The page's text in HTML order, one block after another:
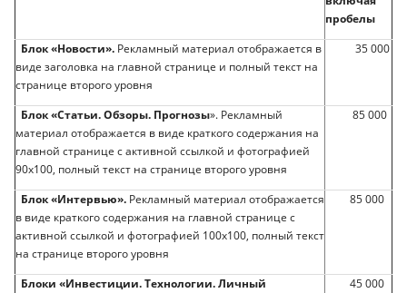
пробелы
Блок «Новости». Рекламный материал отображается в
виде заголовка на главной странице и полный текст на
странице второго уровня
35 000
Блок «Статьи. Обзоры. Прогнозы». Рекламный
материал отображается в виде краткого содержания на
главной странице с активной ссылкой и фотографией
90х100, полный текст на странице второго уровня
85 000
Блок «Интервью». Рекламный материал отображается
в виде краткого содержания на главной странице с
активной ссылкой и фотографией 100х100, полный текст
на странице второго уровня
85 000
Блоки «Инвестиции. Технологии. Личный
45 000